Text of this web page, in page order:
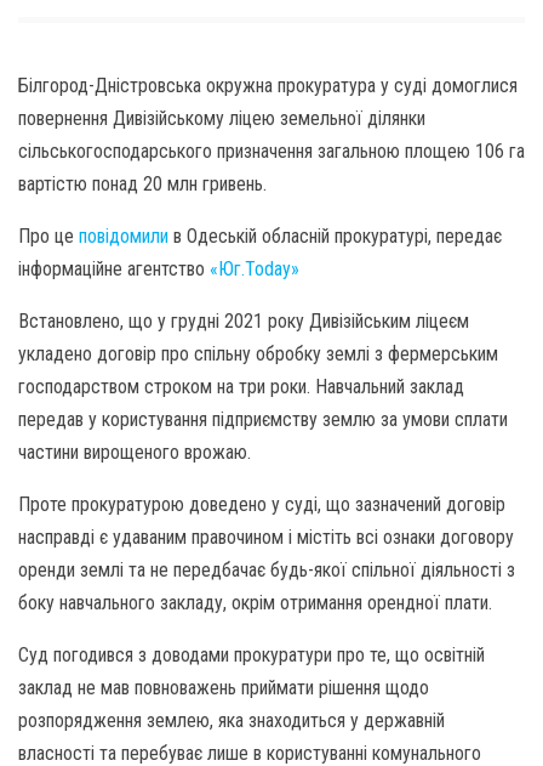
Білгород-Дністровська окружна прокуратура у суді домоглися
повернення Дивізійському ліцею земельної ділянки
сільськогосподарського призначення загальною площею 106 га
вартістю понад 20 млн гривень.
Про це повідомили в Одеській обласній прокуратурі, передає
інформаційне агентство «Юг.Today»
Встановлено, що у грудні 2021 року Дивізійським ліцеєм
укладено договір про спільну обробку землі з фермерським
господарством строком на три роки. Навчальний заклад
передав у користування підприємству землю за умови сплати
частини вирощеного врожаю.
Проте прокуратурою доведено у суді, що зазначений договір
насправді є удаваним правочином і містіть всі ознаки договору
оренди землі та не передбачає будь-якої спільної діяльності з
боку навчального закладу, окрім отримання орендної плати.
Суд погодився з доводами прокуратури про те, що освітній
заклад не мав повноважень приймати рішення щодо
розпорядження землею, яка знаходиться у державній
власності та перебуває лише в користуванні комунального